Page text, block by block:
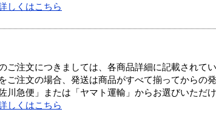
しくはこちら
ご注文につきましては、各商品詳細に記載されて
ご注文の場合、発送は商品がすべて揃ってからの発
川急便」または「ヤマト運輸」からお選びいただ
しくはこちら